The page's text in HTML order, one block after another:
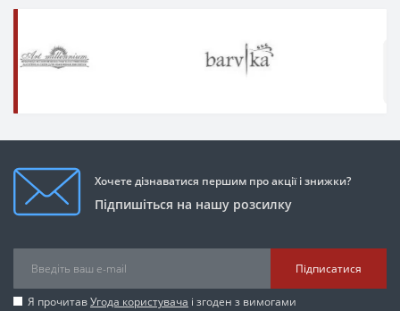
Хочете дізнаватися першим про акції і знижки?
Підпишіться на нашу розсилку
Підписатися
Я прочитавУгода користувача і згоден з вимогами